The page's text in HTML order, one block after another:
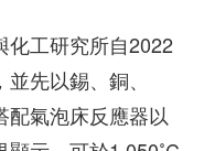
化工研究所自2022
先以錫、銅、
氣泡床反應器以